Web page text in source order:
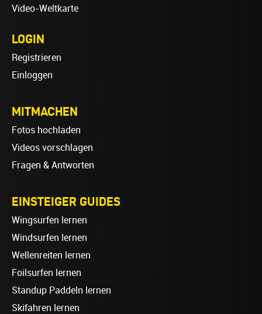
Video-Weltkarte
LOGIN
Registrieren
Einloggen
MITMACHEN
Fotos hochladen
Videos vorschlagen
Fragen & Antworten
EINSTEIGER GUIDES
Wingsurfen lernen
Windsurfen lernen
Wellenreiten lernen
Foilsurfen lernen
Standup Paddeln lernen
Skifahren lernen